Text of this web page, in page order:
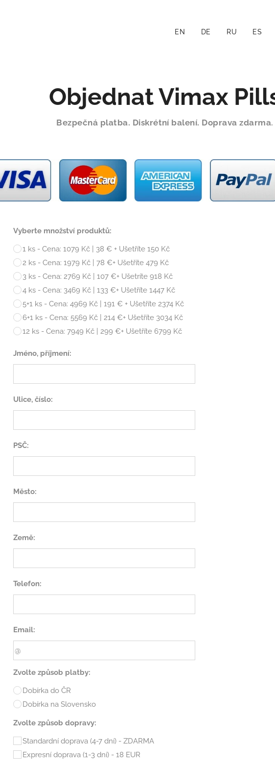
EN DE RU ES
ObjednatVimax
Bezpečná platba. Diskrétní balení. Doprava zdarma.
Vyberte množství produktů:
1 ks - Cena: 1079 Kč | 38 € + Ušetříte 150 Kč
2 ks - Cena: 1979 Kč | 78 €+ Ušetříte 479 Kč
3 ks - Cena: 2769 Kč | 107 €+ Ušetríte 918 Kč
4 ks - Cena: 3469 Kč | 133 €+ Ušetříte 1447 Kč
5+1 ks - Cena: 4969 Kč | 191 € + Ušetříte 2374 Kč
6+1 ks - Cena: 5569 Kč | 214 €+ Ušetříte 3034 Kč
12 ks - Cena: 7949 Kč | 299 €+ Ušetříte 6799 Kč
Jméno, příjmení:
Ulice, číslo:
PSČ:
Město:
Země:
Telefon:
Email:
Zvolte způsob platby:
Dobírka do ČR
Dobírka na Slovensko
Zvolte způsob dopravy:
Standardní doprava (4-7 dní) - ZDARMA
Expresní doprava (1-3 dní) - 18 EUR